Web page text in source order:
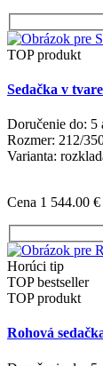
TOP produkt
Sedačka v
Doručenie do: 5
Rozmer: 212/
Varianta:
Cena 1 544.00 €
Horúci tip
TOP bestseller
TOP produkt
Rohová